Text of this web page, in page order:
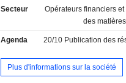
diffusion d'indices et de données
(21,1%). En outre, le groupe
de solutions informatiques. La répartition
européenne (53,3%), Europe (26%),
(14,2%) et Asie-Pacifique (6,5%).
Secteur
Opérateurs financiers et
des
Agenda 20/10 Publication des résultats
Plus d'informations sur la société